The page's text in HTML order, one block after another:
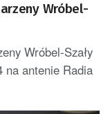
Wróbel-
Wróbel-Szały
na antenie Radia